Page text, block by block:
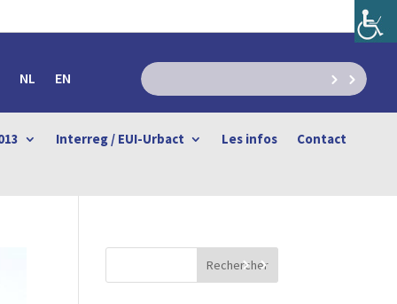
NL EN
Interreg / EUI-Urbact Les infos Contact